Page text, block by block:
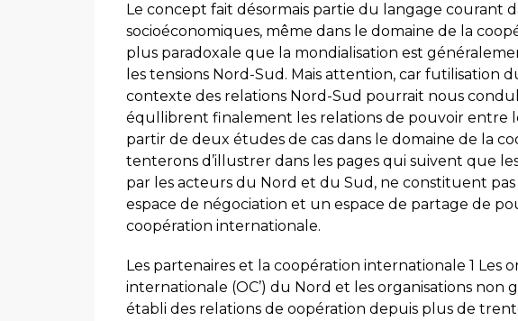
Le concept fait désormais partie du langage courant
socioéconomiques, même dans le domaine de la
plus paradoxale que la mondialisation est
les tensions Nord-Sud. Mais attention, car futilisation
contexte des relations Nord-Sud pourrait nous
équllibrent finalement les relations de pouvoir entre
partir de deux études de cas dans le domaine de la
tenterons d’illustrer dans les pages qui suivent que
par les acteurs du Nord et du Sud, ne constituent
espace de négociation et un espace de partage de
coopération internationale.
Les partenaires et la coopération internationale 1 Les
internationale (OC’) du Nord et les organisations
établi des relations de oopération depuis plus de